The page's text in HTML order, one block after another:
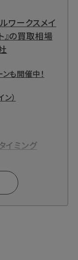
ワークスメイ
』の買取相場
も開催中！
）
イミング
ワークスメイ